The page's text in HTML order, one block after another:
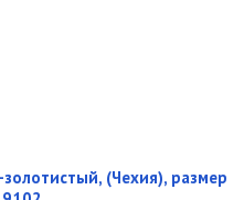
(Чехия), размер